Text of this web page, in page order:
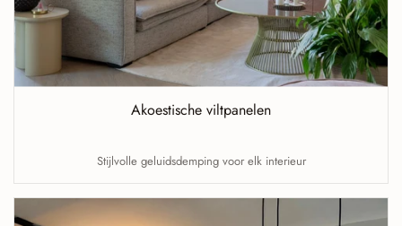
Akoestische viltpanelen
Stijlvolle geluidsdemping voor elk interieur